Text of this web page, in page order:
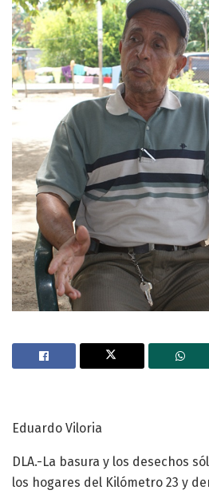
Eduardo Viloria
DLA.-La basura y los desechos
los hogares del Kilómetro 23 y